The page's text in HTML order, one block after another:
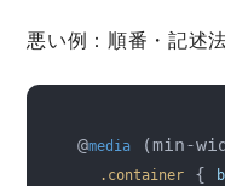
悪い例：順番・記述
@media (min-
.container {